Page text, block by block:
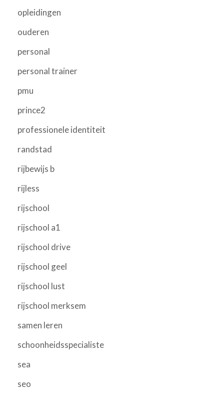
opleidingen
ouderen
personal
personal trainer
pmu
prince2
professionele identiteit
randstad
rijbewijs b
rijless
rijschool
rijschool a1
rijschool drive
rijschool geel
rijschool lust
rijschool merksem
samen leren
schoonheidsspecialiste
sea
seo